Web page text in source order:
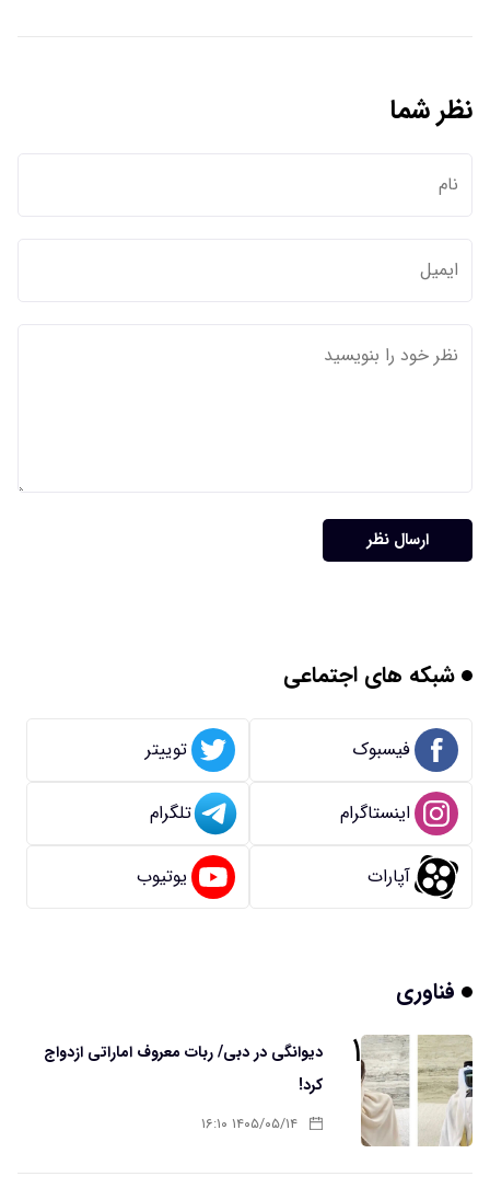
نظر شما
ارسال نظر
شبکه های اجتماعی
فیسبوک توییتر
اینستاگرام تلگرام
آپارات یوتیوب
فناوری
۱
دیوانگی در دبی/ ربات معروف اماراتی ازدواج
کرد!
۱۴۰۵/۰۵/۱۴ ۱۶:۱۰